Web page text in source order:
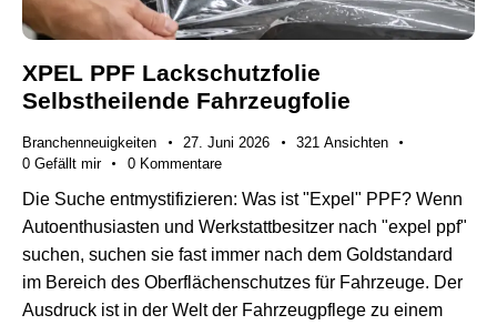
XPEL PPF Lackschutzfolie
Selbstheilende Fahrzeugfolie
Branchenneuigkeiten 27. Juni 2026 321 Ansichten
0 Gefällt mir 0 Kommentare
Die Suche entmystifizieren: Was ist "Expel" PPF? Wenn
Autoenthusiasten und Werkstattbesitzer nach "expel ppf"
suchen, suchen sie fast immer nach dem Goldstandard
im Bereich des Oberflächenschutzes für Fahrzeuge. Der
Ausdruck ist in der Welt der Fahrzeugpflege zu einem